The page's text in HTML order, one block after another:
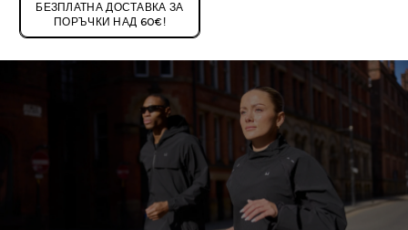
БЕЗПЛАТНА ДОСТАВКА ЗА
ПОРЪЧКИ НАД 60€!